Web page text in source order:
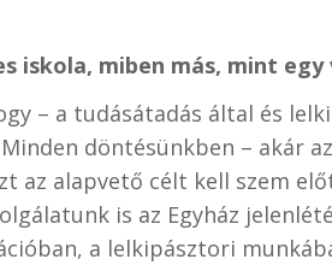
iskola, miben más, mint
– a tudásátadás által és
döntésünkben – akár
az alapvető célt kell szem
is az Egyház
a lelkipásztori